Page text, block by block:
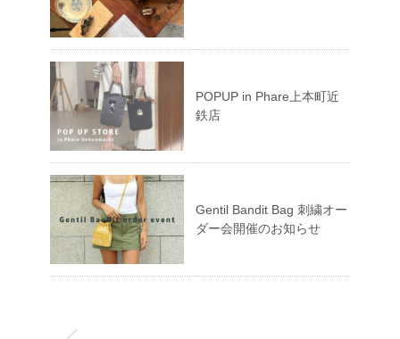
POPUP in Phare上本町近
鉄店
Gentil Bandit Bag 刺繍オー
ダー会開催のお知らせ